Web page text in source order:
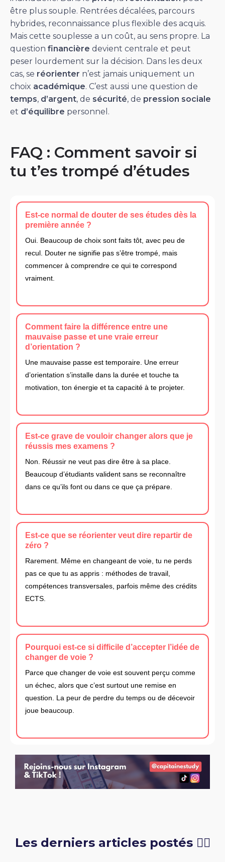
être plus souple. Rentrées décalées, parcours
hybrides, reconnaissance plus flexible des acquis.
Mais cette souplesse a un coût, au sens propre. La
question financière devient centrale et peut
peser lourdement sur la décision. Dans les deux
cas, se réorienter n’est jamais uniquement un
choix académique. C’est aussi une question de
temps, d’argent, de sécurité, de pression sociale
et d’équilibre personnel.
FAQ : Comment savoir si
tu t’es trompé d’études
Est-ce normal de douter de ses études dès la
première année ?
Oui. Beaucoup de choix sont faits tôt, avec peu de
recul. Douter ne signifie pas s’être trompé, mais
commencer à comprendre ce qui te correspond
vraiment.
Comment faire la différence entre une
mauvaise passe et une vraie erreur
d’orientation ?
Une mauvaise passe est temporaire. Une erreur
d’orientation s’installe dans la durée et touche ta
motivation, ton énergie et ta capacité à te projeter.
Est-ce grave de vouloir changer alors que je
réussis mes examens ?
Non. Réussir ne veut pas dire être à sa place.
Beaucoup d’étudiants valident sans se reconnaître
dans ce qu’ils font ou dans ce que ça prépare.
Est-ce que se réorienter veut dire repartir de
zéro ?
Rarement. Même en changeant de voie, tu ne perds
pas ce que tu as appris : méthodes de travail,
compétences transversales, parfois même des crédits
ECTS.
Pourquoi est-ce si difficile d’accepter l’idée de
changer de voie ?
Parce que changer de voie est souvent perçu comme
un échec, alors que c’est surtout une remise en
question. La peur de perdre du temps ou de décevoir
joue beaucoup.
Les derniers articles postés 👇🏻